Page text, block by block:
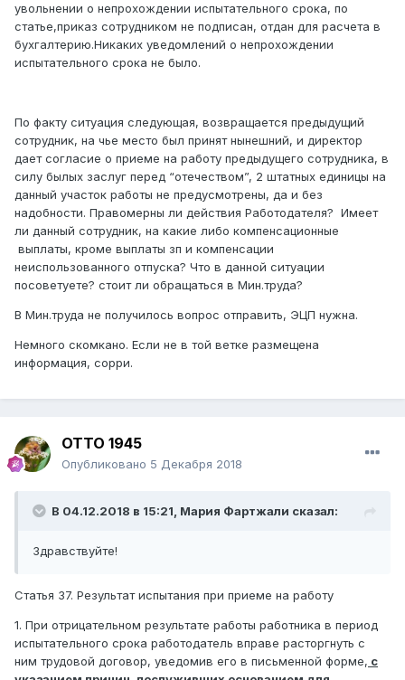
увольнении о непрохождении испытательного срока, по
статье,приказ сотрудником не подписан, отдан для расчета в
бухгалтерию.Никаких уведомлений о непрохождении
испытательного срока не было.
По факту ситуация следующая, возвращается предыдущий
сотрудник, на чье место был принят нынешний, и директор
дает согласие о приеме на работу предыдущего сотрудника, в
силу былых заслуг перед “отечеством”, 2 штатных единицы на
данный участок работы не предусмотрены, да и без
надобности. Правомерны ли действия Работодателя? Имеет
ли данный сотрудник, на какие либо компенсационные
выплаты, кроме выплаты зп и компенсации
неиспользованного отпуска? Что в данной ситуации
посоветуете? стоит ли обращаться в Мин.труда?
В Мин.труда не получилось вопрос отправить, ЭЦП нужна.
Немного скомкано. Если не в той ветке размещена
информация, сорри.
ОТТО 1945
Опубликовано 5 Декабря 2018
В 04.12.2018 в 15:21, Мария Фартжали сказал:
Здравствуйте!
Статья 37. Результат испытания при приеме на работу
1. При отрицательном результате работы работника в период
испытательного срока работодатель вправе расторгнуть с
ним трудовой договор, уведомив его в письменной форме, с